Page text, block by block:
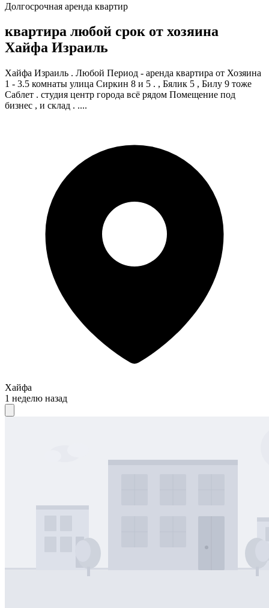
Долгосрочная аренда квартир
квартира любой срок от хозяина
Хайфа Израиль
Хайфа Израиль . Любой Период - аренда квартира от Хозяина
1 - 3.5 комнаты улица Сиркин 8 и 5 . , Бялик 5 , Билу 9 тоже
Саблет . студия центр города всё рядом Помещение под
бизнес , и склад . ....
Хайфа
1 неделю назад